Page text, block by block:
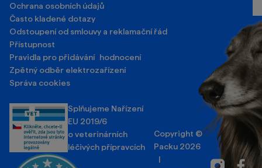
Ochrana osobních údajů
Často kladené dotazy
Odstoupení od smlouvy a reklamační řád
Přístupnost
Pravidla pro přidávání hodnocení
Zpětný odběr elektrozařízení
Správa cookies
Splňujeme Nařízení
EU 2019/6
o veterinárních
léčivých přípravcích
Copyright ©
Packu 2026
|
Instagram